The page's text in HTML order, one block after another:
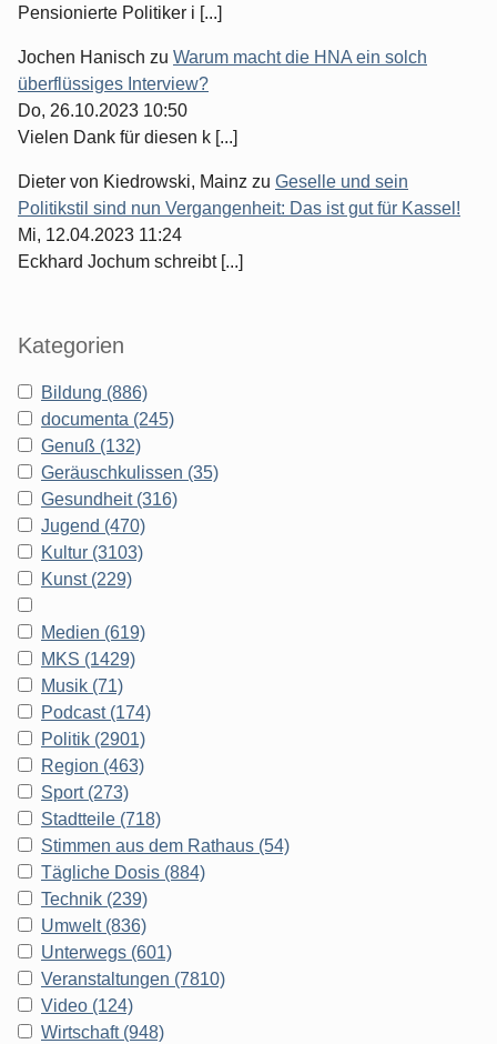
Pensionierte Politiker i [...]
Jochen Hanisch zu Warum macht die HNA ein solch
überflüssiges Interview?
Do, 26.10.2023 10:50
Vielen Dank für diesen k [...]
Dieter von Kiedrowski, Mainz zu Geselle und sein
Politikstil sind nun Vergangenheit: Das ist gut für Kassel!
Mi, 12.04.2023 11:24
Eckhard Jochum schreibt [...]
Kategorien
Bildung (886)
documenta (245)
Genuß (132)
Geräuschkulissen (35)
Gesundheit (316)
Jugend (470)
Kultur (3103)
Kunst (229)
Medien (619)
MKS (1429)
Musik (71)
Podcast (174)
Politik (2901)
Region (463)
Sport (273)
Stadtteile (718)
Stimmen aus dem Rathaus (54)
Tägliche Dosis (884)
Technik (239)
Umwelt (836)
Unterwegs (601)
Veranstaltungen (7810)
Video (124)
Wirtschaft (948)